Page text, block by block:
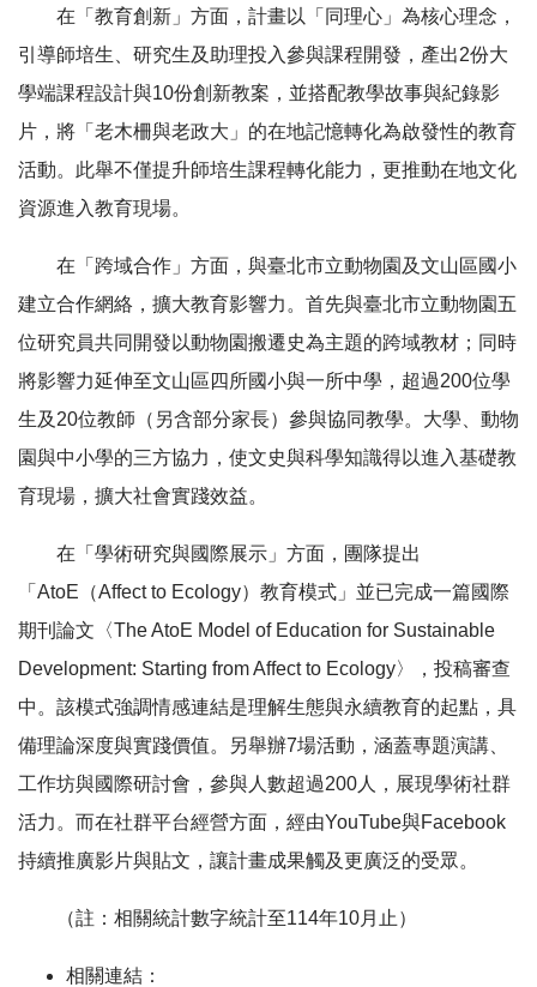
在「教育創新」方面，計畫以「同理心」為核心理念，
引導師培生、研究生及助理投入參與課程開發，產出2份大
學端課程設計與10份創新教案，並搭配教學故事與紀錄影
片，將「老木柵與老政大」的在地記憶轉化為啟發性的教育
活動。此舉不僅提升師培生課程轉化能力，更推動在地文化
資源進入教育現場。
在「跨域合作」方面，與臺北市立動物園及文山區國小
建立合作網絡，擴大教育影響力。首先與臺北市立動物園五
位研究員共同開發以動物園搬遷史為主題的跨域教材；同時
將影響力延伸至文山區四所國小與一所中學，超過200位學
生及20位教師（另含部分家長）參與協同教學。大學、動物
園與中小學的三方協力，使文史與科學知識得以進入基礎教
育現場，擴大社會實踐效益。
在「學術研究與國際展示」方面，團隊提出
「AtoE（Affect to Ecology）教育模式」並已完成一篇國際
期刊論文〈The AtoE Model of Education for Sustainable
Development: Starting from Affect to Ecology〉，投稿審查
中。該模式強調情感連結是理解生態與永續教育的起點，具
備理論深度與實踐價值。另舉辦7場活動，涵蓋專題演講、
工作坊與國際研討會，參與人數超過200人，展現學術社群
活力。而在社群平台經營方面，經由YouTube與Facebook
持續推廣影片與貼文，讓計畫成果觸及更廣泛的受眾。
（註：相關統計數字統計至114年10月止）
相關連結：